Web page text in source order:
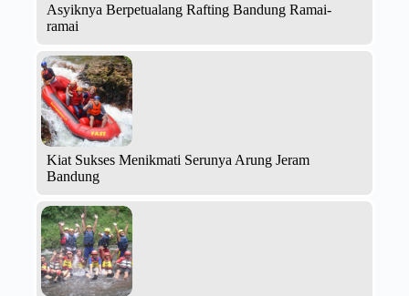
Asyiknya Berpetualang Rafting Bandung Ramai-
ramai
Kiat Sukses Menikmati Serunya Arung Jeram
Bandung